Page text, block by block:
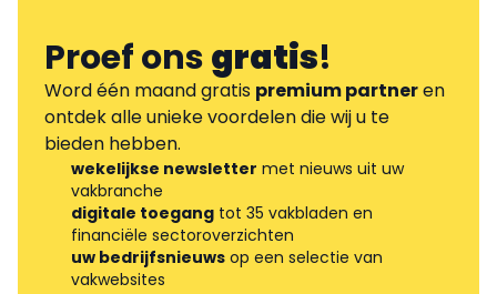
Proef onsgratis!
Word één maand gratis premium partneren
ontdek alle unieke voordelen die wij u te
bieden hebben.
wekelijkse newsletter met nieuws uit uw
vakbranche
digitale toegang tot 35 vakbladen en
financiële sectoroverzichten
uw bedrijfsnieuws op een selectie van
vakwebsites